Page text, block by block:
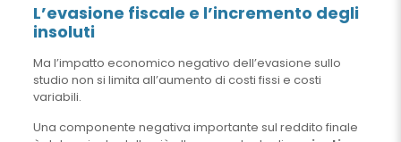
L’evasione fiscale e l’incremento degli
insoluti
Ma l’impatto economico negativo dell’evasione sullo
studio non si limita all’aumento di costi fissi e costi
variabili.
Una componente negativa importante sul reddito finale